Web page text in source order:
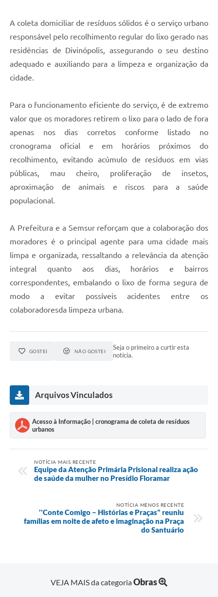
A coleta domiciliar de resíduos sólidos é o serviço urbano
responsável pelo recolhimento regular do lixo gerado nas
residências de Divinópolis, assegurando o seu destino
adequado e auxiliando para a limpeza e organização da
cidade.
Para o funcionamento eficiente do serviço, é de extremo
valor que os moradores retirem o lixo para o lado de fora
apenas nos dias corretos conforme listado no
cronograma oficial e em horários próximos do
recolhimento, evitando acúmulo de resíduos em vias
públicas, mau cheiro, proliferação de insetos,
aproximação de animais e riscos para a saúde
populacional.
A Prefeitura e a Semsur reforçam que a colaboração dos
moradores é o principal agente para uma cidade mais
limpa e organizada, ressaltando a relevância da atenção
integral quanto aos dias, horários e bairros
correspondentes, embalando o lixo de forma segura de
modo a evitar possíveis acidentes entre os
colaboradoresda limpeza urbana.
GOSTEI NÃO GOSTEI
Seja o primeiro a curtir esta
notícia.
Arquivos Vinculados
Acesso à Informação | cronograma de coleta de resíduos
urbanos
NOTÍCIA MAIS RECENTE
Equipe da Atenção Primária Prisional realiza ação
de saúde da mulher no Presídio Floramar
NOTÍCIA MENOS RECENTE
''Conte Comigo – Histórias e Praças" reuniu
famílias em noite de afeto e imaginação na Praça
do Santuário
VEJA MAIS da categoriaObras